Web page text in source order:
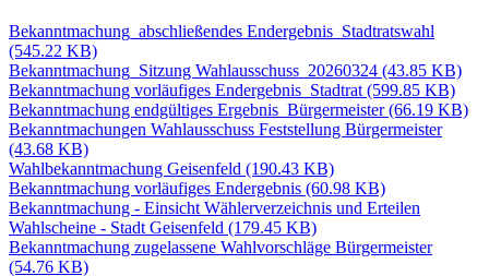
Bekanntmachung_abschließendes Endergebnis_Stadtratswahl
(545.22 KB)
Bekanntmachung_Sitzung Wahlausschuss_20260324 (43.85 KB)
Bekanntmachung vorläufiges Endergebnis_Stadtrat(599.85 KB)
Bekanntmachung endgültiges Ergebnis_Bürgermeister(66.19 KB)
Bekanntmachungen Wahlausschuss Feststellung Bürgermeister
(43.68 KB)
Wahlbekanntmachung Geisenfeld (190.43 KB)
Bekanntmachung vorläufiges Endergebnis (60.98 KB)
Bekanntmachung - Einsicht Wählerverzeichnis und Erteilen
Wahlscheine - Stadt Geisenfeld (179.45 KB)
Bekanntmachung zugelassene Wahlvorschläge Bürgermeister
(54.76 KB)